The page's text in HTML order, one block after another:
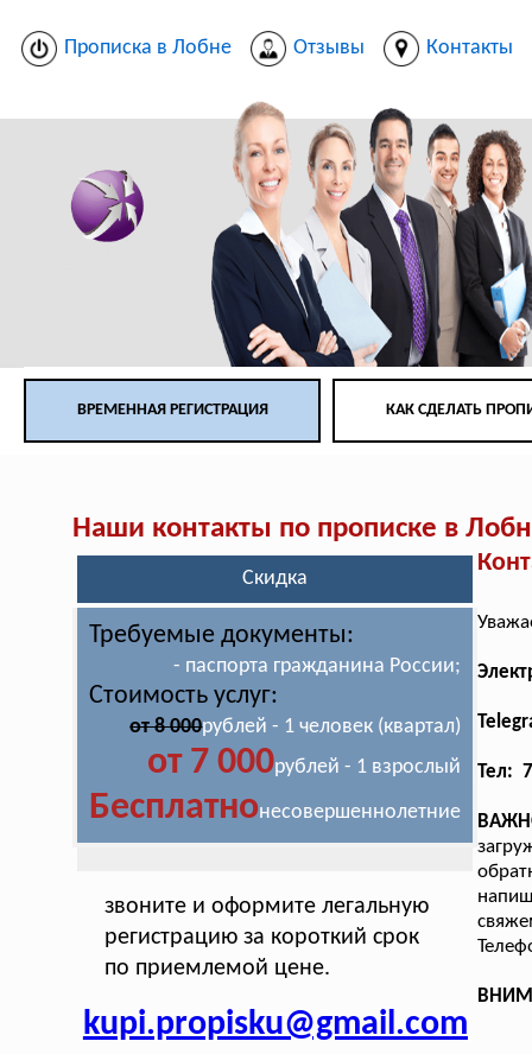
Прописка в Лобне Отзывы Контакты
ВРЕМЕННАЯ РЕГИСТРАЦИЯ КАК СДЕЛАТЬ
Наши контакты по прописке в
Скидка
Требуемые документы:
- паспорта гражданина России;
Стоимость услуг:
от 8 000рублей - 1 человек (квартал)
от 7 000рублей - 1 взрослый
Бесплатнонесовершеннолетние
звоните и оформите легальную
регистрацию за короткий срок
по приемлемой цене.
kupi.propisku@gmail.com
Тел: